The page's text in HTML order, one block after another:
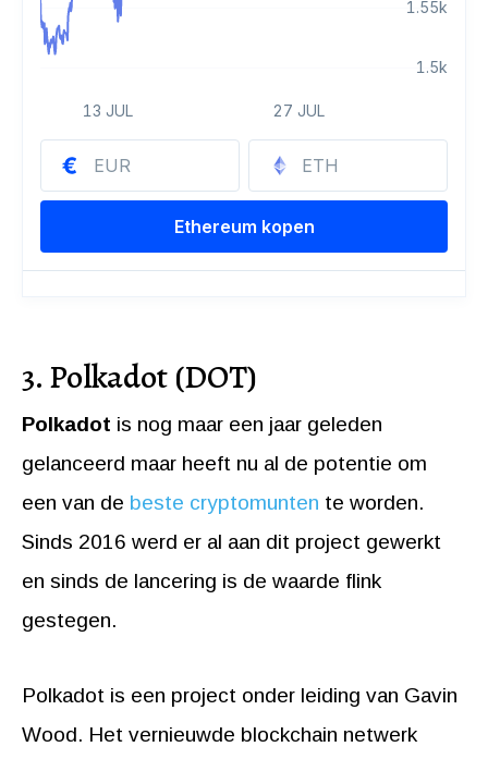
3. Polkadot (DOT)
Polkadot is nog maar een jaar geleden
gelanceerd maar heeft nu al de potentie om
een van de beste cryptomunten te worden.
Sinds 2016 werd er al aan dit project gewerkt
en sinds de lancering is de waarde flink
gestegen.
Polkadot is een project onder leiding van Gavin
Wood. Het vernieuwde blockchain netwerk